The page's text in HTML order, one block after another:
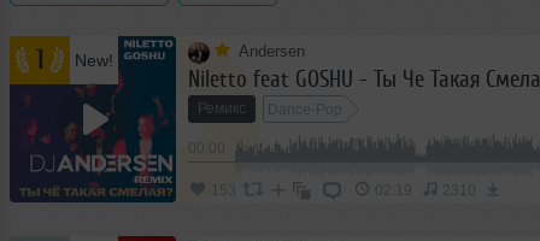
за весь год
январь
февраль
март
2016
2017
1 New! Andersen
Ремикс Dance-Pop
153 02:19 2310